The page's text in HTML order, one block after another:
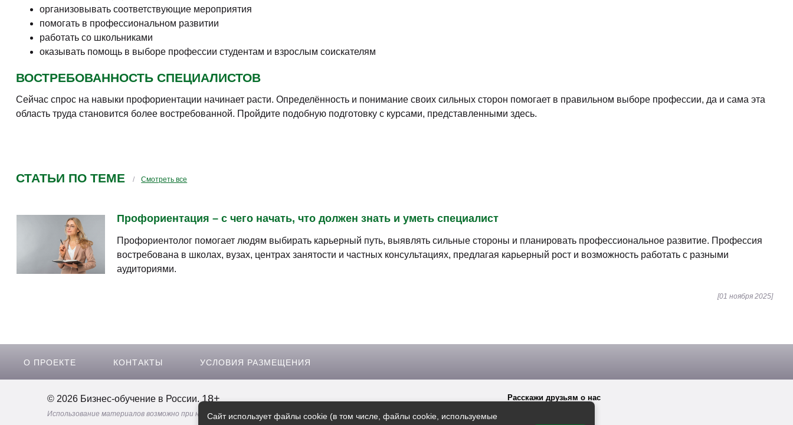
организовывать соответствующие мероприятия
помогать в профессиональном развитии
работать со школьниками
оказывать помощь в выборе профессии студентам и взрослым соискателям
ВОСТРЕБОВАННОСТЬ СПЕЦИАЛИСТОВ
Сейчас спрос на навыки профориентации начинает расти. Определённость и понимание своих сильных сторон помогает в правильном выборе профессии, да и сама эта
область труда становится более востребованной. Пройдите подобную подготовку с курсами, представленными здесь.
СТАТЬИ ПО ТЕМЕ Смотреть все
Профориентация – с чего начать, что должен знать и уметь специалист
Профориентолог помогает людям выбирать карьерный путь, выявлять сильные стороны и планировать профессиональное развитие. Профессия
востребована в школах, вузах, центрах занятости и частных консультациях, предлагая карьерный рост и возможность работать с разными
аудиториями.
[01 ноября 2025]
О ПРОЕКТЕ КОНТАКТЫ УСЛОВИЯ РАЗМЕЩЕНИЯ
© 2026 Бизнес-обучение в России. 18+
Использование материалов возможно при наличии активной гиперссылки на сайтRosbo.ru
Расскажи друзьям о нас
Сайт использует файлы cookie (в том числе, файлы cookie, используемые